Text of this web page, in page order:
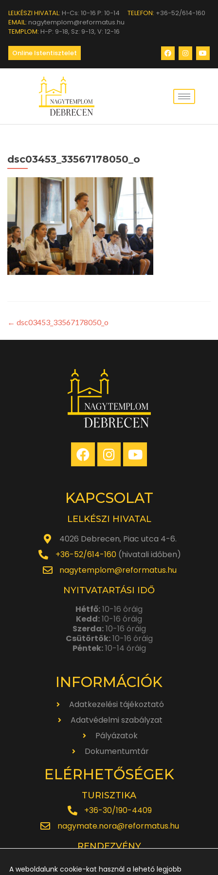
LELKÉSZI HIVATAL: H-Cs: 10-16 P: 10-14 TELEFON: +36-52/614-160
EMAIL: nagytemplom@reformatus.hu
TEMPLOM: H-P: 9-18, Sz: 9-13, V: 12-16
Online Istentisztelet
dsc03453_33567178050_o
← dsc03453_33567178050_o
KAPCSOLAT
LELKÉSZI HIVATAL
4026 Debrecen, Piac utca 4-6.
+36-52/614-160(hivatali időben)
nagytemplom@reformatus.hu
NYITVATARTÁSI IDŐ
Hétfő:10-16 óráig
Kedd:10-16 óráig
Szerda:10-16 óráig
Csütörtök:10-16 óráig
Péntek:10-14 óráig
INFORMÁCIÓK
Adatkezelési tájékoztató
Adatvédelmi szabályzat
Pályázatok
Dokumentumtár
ELÉRHETŐSÉGEK
TURISZTIKA
+36-30/190-4409
nagymate.nora@reformatus.hu
RENDEZVÉNY
A weboldalunk cookie-kat használ a lehető legjobb